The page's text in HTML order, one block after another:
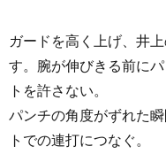
ガードを高く上げ、井
す。腕が伸びきる前に
トを許さない。
パンチの角度がずれた
トでの連打につなぐ。